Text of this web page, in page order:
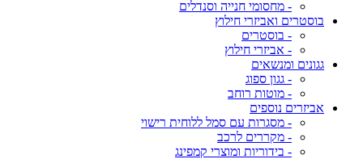
- מחסומי חנייה וסנדלים
בוסטרים ואביזרי חילוץ
- בוסטרים
- אביזרי חילוץ
גגונים ומנשאים
- גגון ספוג
- מוטות רוחב
אביזרים נוספים
- מסגרות עם סמל ללוחית רישוי
- מקררים לרכב
- בידוריות ומוצרי קמפינג